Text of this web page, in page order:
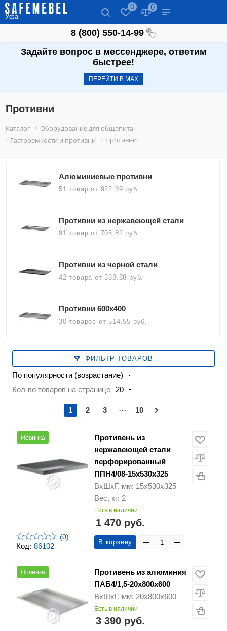
Уфа
0 0
8 (800) 550-14-99
Задайте вопрос в мессенджере, ответим
быстрее!
ПЕРЕЙТИ В МАХ
Противни
Каталог
Оборудование для общепита
Гастроемкости и противни
Противни
Алюминиевые противни
51 товарот 922.39 руб.
Противни из нержавеющей стали
91 товарот 705.82 руб.
Противни из черной стали
42 товара от 388.88 руб.
Противни 600х400
30 товаров от 514.55 руб.
ФИЛЬТР ТОВАРОВ
По популярности (возрастание)
Кол-во товаров на странице
20
1 2 3 ... 10
Код: 86102
Новинка
(0)
Противень из
нержавеющей стали
перфорированный
ППН4/08-15х530х325
ВхШхГ, мм: 15х530х325
Вес, кг: 2
Есть в наличии
1 470 руб.
В корзину
Новинка
Противень из алюминия
ПАБ4/1,5-20х800х600
ВхШхГ, мм: 20х800х600
Есть в наличии
3 390 руб.